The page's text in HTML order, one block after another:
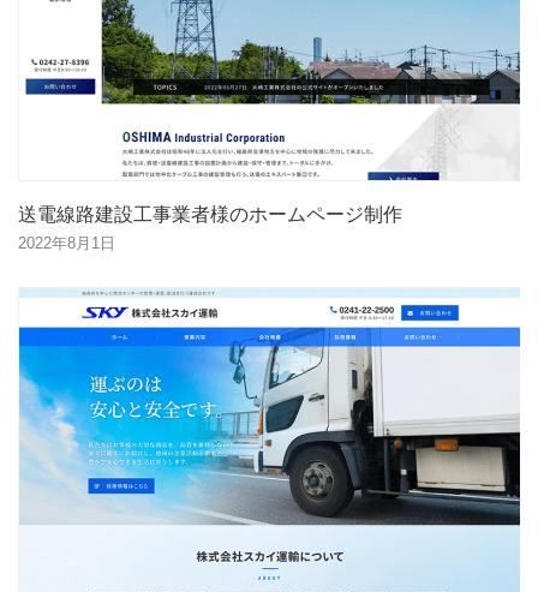
送電線路建設工事業者様のホームページ制作
2022年8月1日